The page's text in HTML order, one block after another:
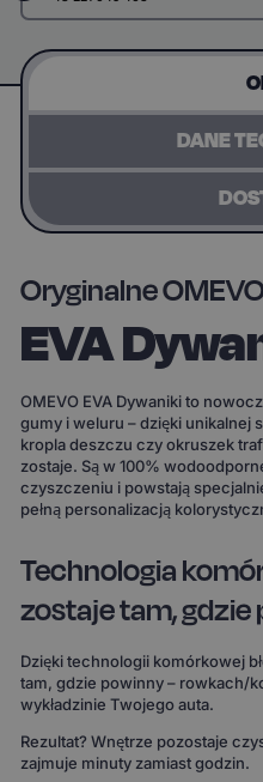
DANE
Oryginalne
EVA
OMEVO EVA Dywaniki to
gumy i weluru – dzięki unikalnej
kropla deszczu czy okruszek
zostaje. Są w 100%
czyszczeniu i powstają
pełną personalizacją
Technologia
zostaje tam, gdzie
Dzięki technologii komórkowej
tam, gdzie powinny – rowkach/
wykładzinie Twojego auta.
Rezultat? Wnętrze pozostaje
zajmuje minuty zamiast godzin.